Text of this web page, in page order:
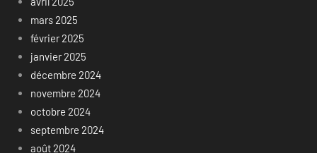
mars 2025
février 2025
janvier 2025
décembre 2024
novembre 2024
octobre 2024
septembre 2024
août 2024